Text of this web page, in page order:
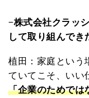
−株式会社クラッ
して取り組んでき
植田：家庭という
ていてこそ、いい
「企業のためでは